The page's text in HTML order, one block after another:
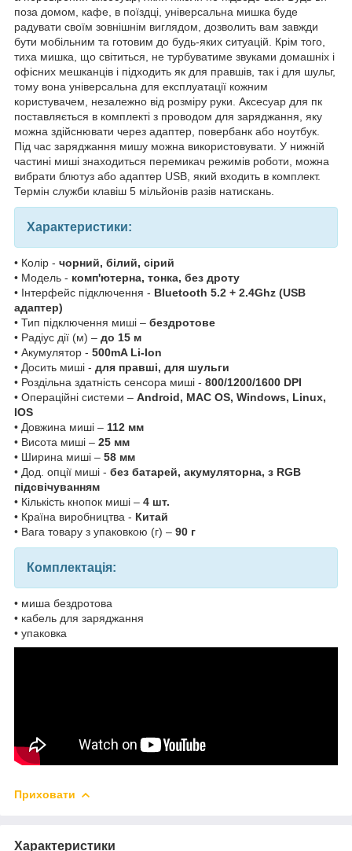
поза домом, кафе, в поїздці, універсальна мишка буде
радувати своїм зовнішнім виглядом, дозволить вам завжди
бути мобільним та готовим до будь-яких ситуацій. Крім того,
тиха мишка, що світиться, не турбуватиме звуками домашніх і
офісних мешканців і підходить як для правшів, так і для шульг,
тому вона універсальна для експлуатації кожним
користувачем, незалежно від розміру руки. Аксесуар для пк
поставляється в комплекті з проводом для заряджання, яку
можна здійснювати через адаптер, повербанк або ноутбук.
Під час заряджання мишу можна використовувати. У нижній
частині миші знаходиться перемикач режимів роботи, можна
вибрати блютуз або адаптер USB, який входить в комплект.
Термін служби клавіш 5 мільйонів разів натискань.
Характеристики:
• Колір - чорний, білий, сірий
• Модель - комп'ютерна, тонка, без дроту
• Інтерфейс підключення - Bluetooth 5.2 + 2.4Ghz (USB
адаптер)
• Тип підключення миші – бездротове
• Радіус дії (м) – до 15 м
• Акумулятор - 500mA Li-Ion
• Досить миші - для правші, для шульги
• Роздільна здатність сенсора миші - 800/1200/1600 DPI
• Операційні системи – Android, MAC OS, Windows, Linux,
IOS
• Довжина миші – 112 мм
• Висота миші – 25 мм
• Ширина миші – 58 мм
• Дод. опції миші - без батарей, акумуляторна, з RGB
підсвічуванням
• Кількість кнопок миші – 4 шт.
• Країна виробництва - Китай
• Вага товару з упаковкою (г) – 90 г
Комплектація:
• миша бездротова
• кабель для заряджання
• упаковка
Приховати
Характеристики